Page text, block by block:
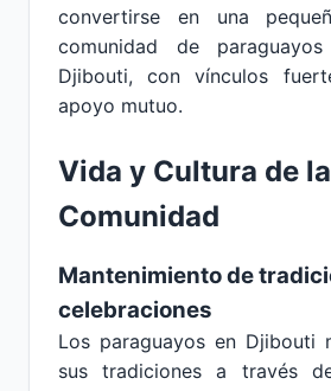
convertirse en una
comunidad de
Djibouti, con vínculos
apoyo mutuo.
Vida y Cultura de la
Comunidad
Mantenimiento de
celebraciones
Los paraguayos en Djibouti
sus tradiciones a través